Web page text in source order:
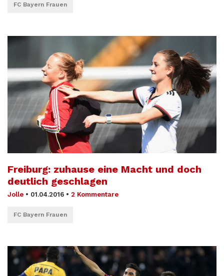
FC Bayern Frauen
Freiburg: zuhause eine Macht und doch
deutlich geschlagen
Jolle • 01.04.2016 • 2 Kommentare
FC Bayern Frauen